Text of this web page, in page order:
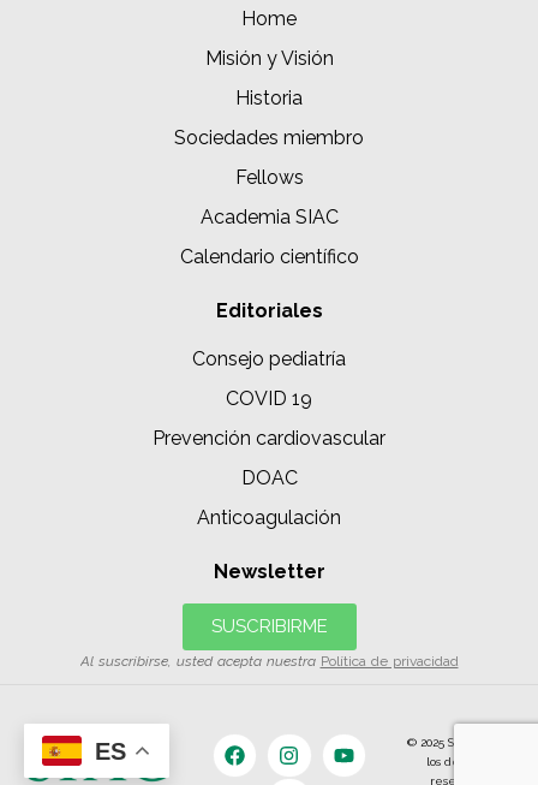
Home
Misión y Visión
Historia
Sociedades miembro
Fellows
Academia SIAC
Calendario científico
Editoriales
Consejo pediatría
COVID 19
Prevención cardiovascular
DOAC
Anticoagulación
Newsletter
SUSCRIBIRME
Al suscribirse, usted acepta nuestra Política de privacidad
© 2025 SIAC | Todos
los derechos
reservados.
ES